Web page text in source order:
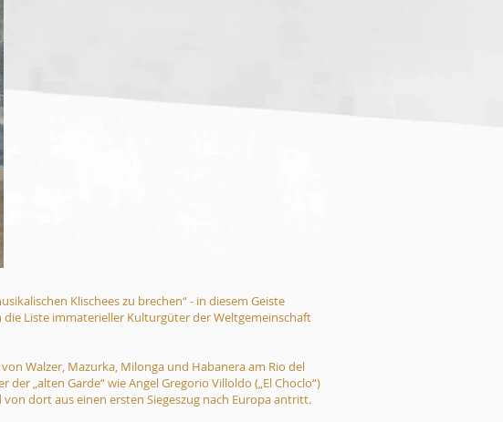
Klischees zu brechen“ - in diesem Geiste
die Liste immaterieller Kulturgüter der Weltgemeinschaft
Walzer, Mazurka, Milonga und Habanera am Rio del
„alten Garde“ wie Angel Gregorio Villoldo („El Choclo“)
dort aus einen ersten Siegeszug nach Europa antritt.